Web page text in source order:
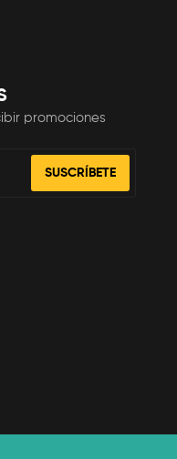
promociones
SUSCRÍBETE